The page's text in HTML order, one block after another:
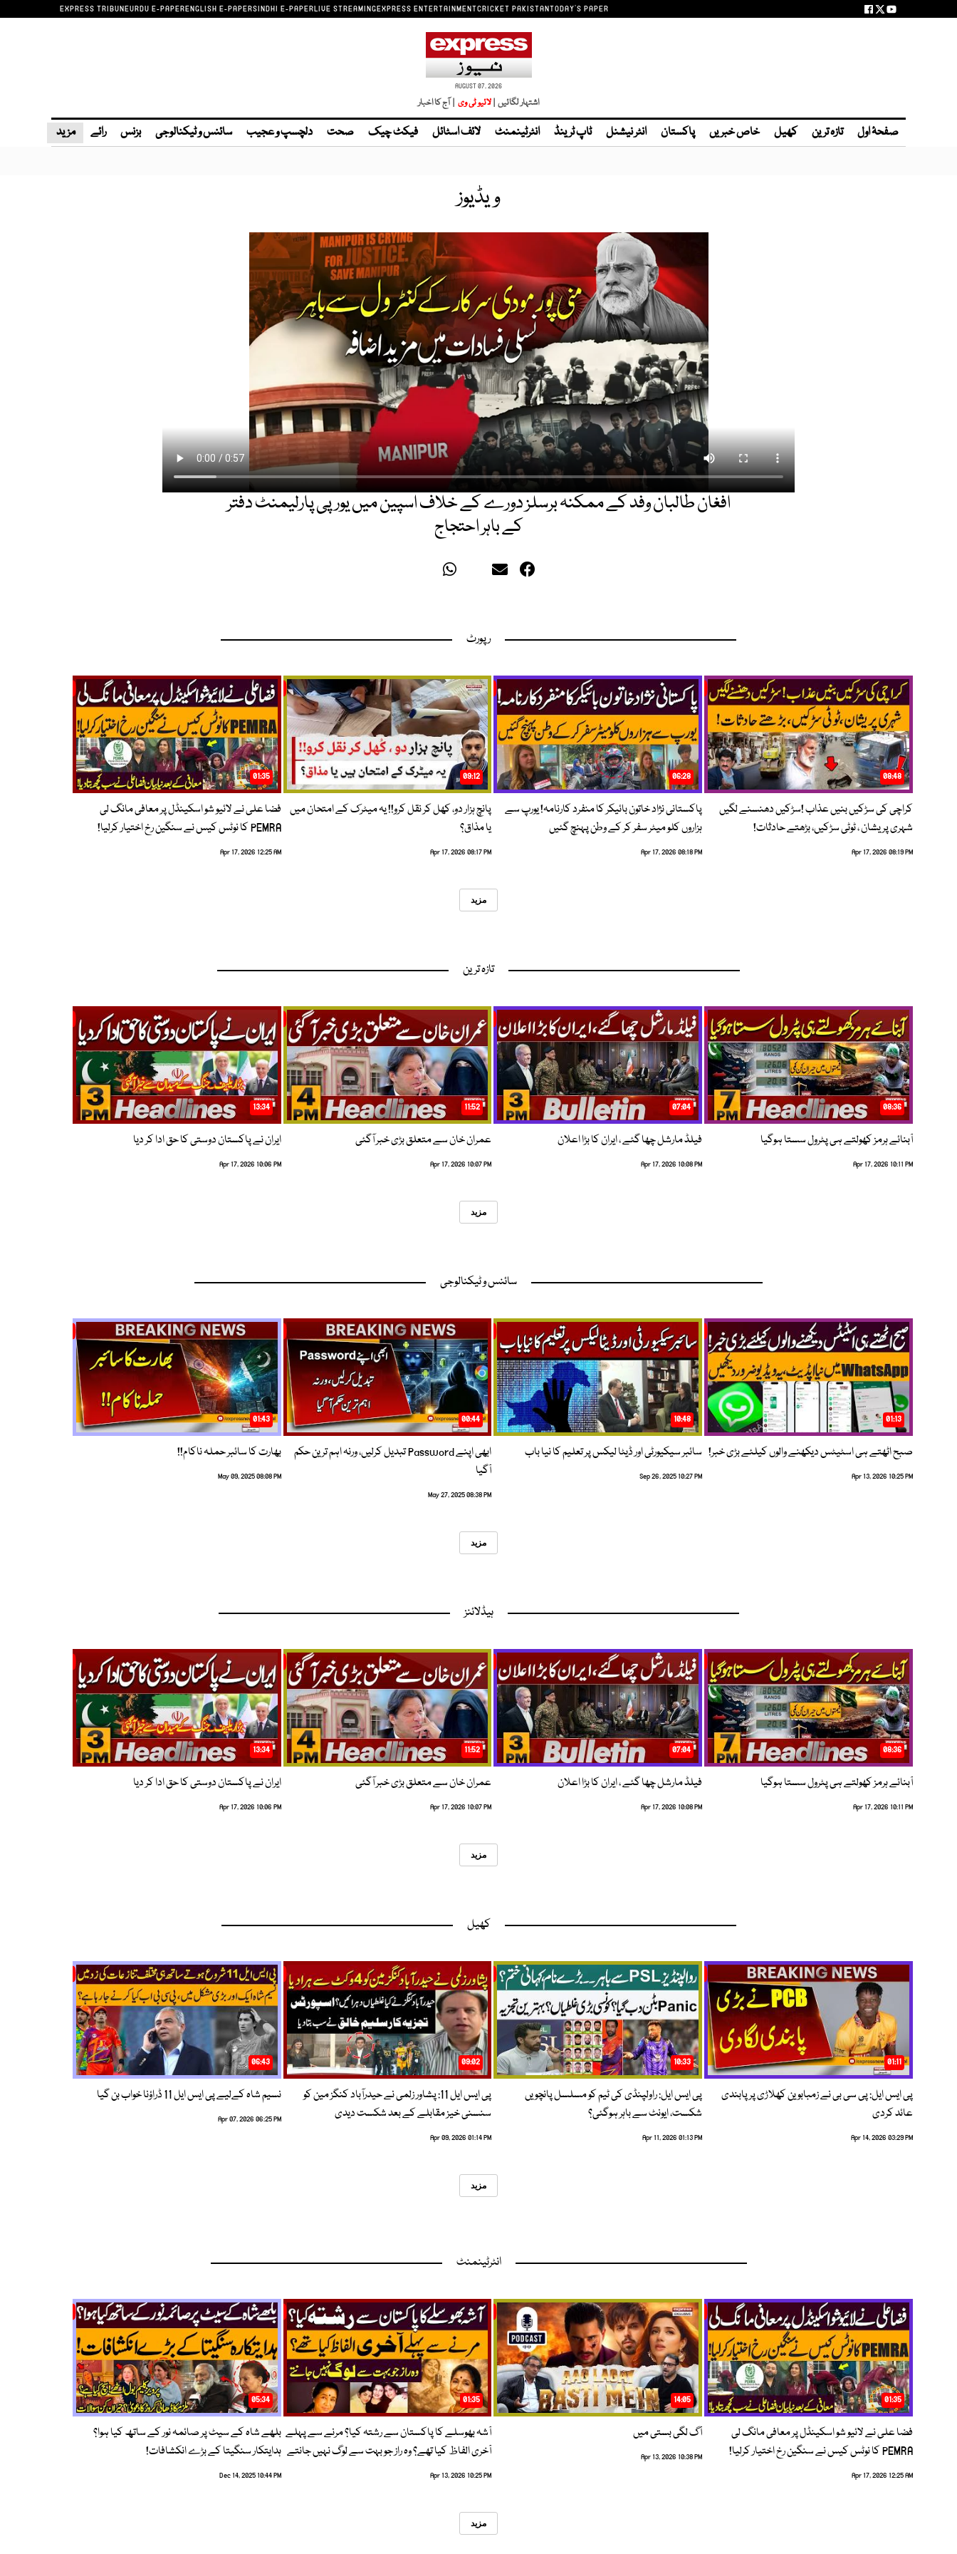
EXPRESS TRIBUNEURDU E-PAPERENGLISH E-PAPERSINDHI E-PAPERLIVE STREAMINGEXPRESS ENTERTAINMENTCRICKET PAKISTANTODAY'S PAPER
AUGUST 07, 2026
اشتہار لگائیں |لائیو ٹی وی | آج کا اخبار
صفحۂ اول تازہ ترین کھیل خاص خبریں پاکستان انٹر نیشنل ٹاپ ٹرینڈ انٹرٹینمنٹ لائف اسٹائل فیکٹ چیک صحت دلچسپ و عجیب سائنس و ٹیکنالوجی بزنس رائے مزید
ویڈیوز
افغان طالبان وفد کے ممکنہ برسلز دورے کے خلاف اسپین میں یورپی پارلیمنٹ دفتر
کے باہر احتجاج
رپورٹ
08:48
کراچی کی سڑکیں بنیں عذاب !سڑکیں دھنسنے لگیں
شہری پریشان ، ٹوٹی سڑکیں، بڑھتے حادثات!
Apr 17, 2026 08:19 PM
06:28
پاکستانی نژاد خاتون بائیکر کا منفرد کارنامہ! یورپ سے
ہزاروں کلو میٹر سفر کر کے وطن پہنچ گئیں
Apr 17, 2026 08:18 PM
09:12
پانچ ہزار دو، کھل کر نقل کرو!! یہ میٹرک کے امتحان میں
یا مذاق؟
Apr 17, 2026 08:17 PM
01:35
فضا علی نے لائیو شو اسکینڈل پر معافی مانگ لی
PEMRA کا نوٹس کیس نے سنگین رخ اختیار کرلیا!
Apr 17, 2026 12:25 AM
مزید
تازہ ترین
08:36
آبنائے ہرمز کھولتے ہی پٹرول سستا ہوگیا
Apr 17, 2026 10:11 PM
07:04
فیلڈ مارشل چھا گئے ، ایران کا بڑا اعلان
Apr 17, 2026 10:08 PM
11:52
عمران خان سے متعلق بڑی خبر آگئی
Apr 17, 2026 10:07 PM
13:34
ایران نے پاکستان دوستی کا حق ادا کر دیا
Apr 17, 2026 10:06 PM
مزید
سائنس و ٹیکنالوجی
01:13
صبح اٹھتے ہی اسٹیٹس دیکھنے والوں کیلئے بڑی خبر!
Apr 13, 2026 10:25 PM
10:48
سائبر سیکیورٹی اور ڈیٹا لیکس پر تعلیم کا نیا باب
Sep 26, 2025 10:27 PM
00:44
ابھی اپنے Password تبدیل کرلیں، ورنہ اہم ترین حکم
آگیا
May 27, 2025 08:38 PM
01:43
بھارت کا سائبر حملہ ناکام!!
May 09, 2025 08:08 PM
مزید
ہیڈلائنز
08:36
آبنائے ہرمز کھولتے ہی پٹرول سستا ہوگیا
Apr 17, 2026 10:11 PM
07:04
فیلڈ مارشل چھا گئے ، ایران کا بڑا اعلان
Apr 17, 2026 10:08 PM
11:52
عمران خان سے متعلق بڑی خبر آگئی
Apr 17, 2026 10:07 PM
13:34
ایران نے پاکستان دوستی کا حق ادا کر دیا
Apr 17, 2026 10:06 PM
مزید
کھیل
01:11
پی ایس ایل: پی سی بی نے زمبابوین کھلاڑی پر پابندی
عائد کردی
Apr 14, 2026 03:29 PM
10:33
پی ایس ایل: راولپنڈی کی ٹیم کو مسلسل پانچویں
شکست، ایونٹ سے باہر ہوگئی؟
Apr 11, 2026 01:13 PM
09:02
پی ایس ایل 11: پشاور زلمی نے حیدرآباد کنگز مین کو
سنسنی خیز مقابلے کے بعد شکست دیدی
Apr 09, 2026 01:14 PM
06:43
نسیم شاہ کےلیے پی ایس ایل 11 ڈراؤنا خواب بن گیا
Apr 07, 2026 06:25 PM
مزید
انٹرٹینمنٹ
01:35
فضا علی نے لائیو شو اسکینڈل پر معافی مانگ لی
PEMRA کا نوٹس کیس نے سنگین رخ اختیار کرلیا!
Apr 17, 2026 12:25 AM
14:05
آگ لگی بستی میں
Apr 13, 2026 10:38 PM
01:35
آشہ بھوسلے کا پاکستان سے رشتہ کیا؟ مرنے سے پہلے
آخری الفاظ کیا تھے؟ وہ راز جو بہت سے لوگ نہیں جانتے
Apr 13, 2026 10:25 PM
05:34
بلھے شاہ کے سیٹ پر صائمہ نور کے ساتھ کیا ہوا؟
ہدایتکار سنگیتا کے بڑے انکشافات!
Dec 14, 2025 10:44 PM
مزید